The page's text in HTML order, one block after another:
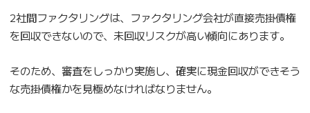
2社間ファクタリングは、ファクタリング会社が直接売掛債権
を回収できないので、未回収リスクが高い傾向にあります。
そのため、審査をしっかり実施し、確実に現金回収ができそう
な売掛債権かを見極めなければなりません。